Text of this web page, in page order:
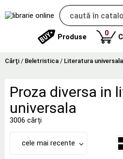
Produse 0
Cărţi / Beletristica / Literatura universala
Proza diversa in
universala
3006 cărți
cele mai recente